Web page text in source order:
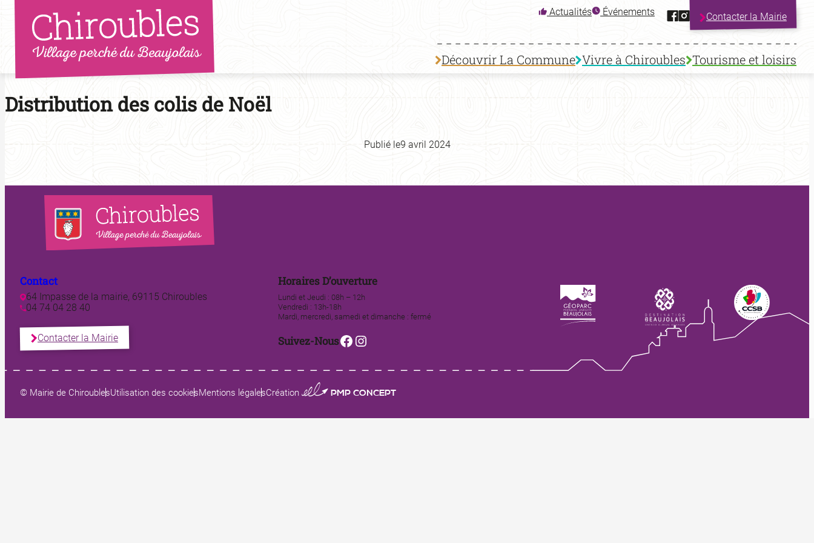
Aller
au
contenu
Actualités Événements Facebook
Instagram
Contacter la Mairie
Découvrir La Commune Vivre à Chiroubles Tourisme et loisirs
Distribution des colis de Noël
Publié le9 avril 2024
Contact
64 Impasse de la mairie, 69115 Chiroubles
04 74 04 28 40
Contacter la Mairie
Horaires D’ouverture
Lundi et Jeudi : 08h – 12h
Vendredi : 13h-18h
Mardi, mercredi, samedi et dimanche : fermé
Suivez-NousFacebook
Instagram
© Mairie de ChiroublesUtilisation des cookiesMentions légalesCréation 0123 PMP CONCEPT